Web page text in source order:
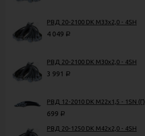
РВД 20-2100 DK М33х2,0 - 4SH
4 049 Р
РВД 20-2100 DK М30х2,0 - 4SH
3 991 Р
РВД 12-2010 DK М22х1,5 - 1SN (Г)
699 Р
РВД 20-1250 DK М42х2,0 - 4SH